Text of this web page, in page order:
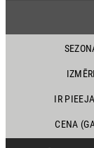
IZMĒRI
IR
CENA